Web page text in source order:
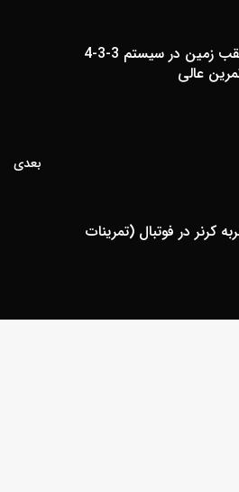
بازی سازی از عقب زمین در سیستم 3-3-4
عالی
بعدی
کرنر در فوتبال (تمرینات